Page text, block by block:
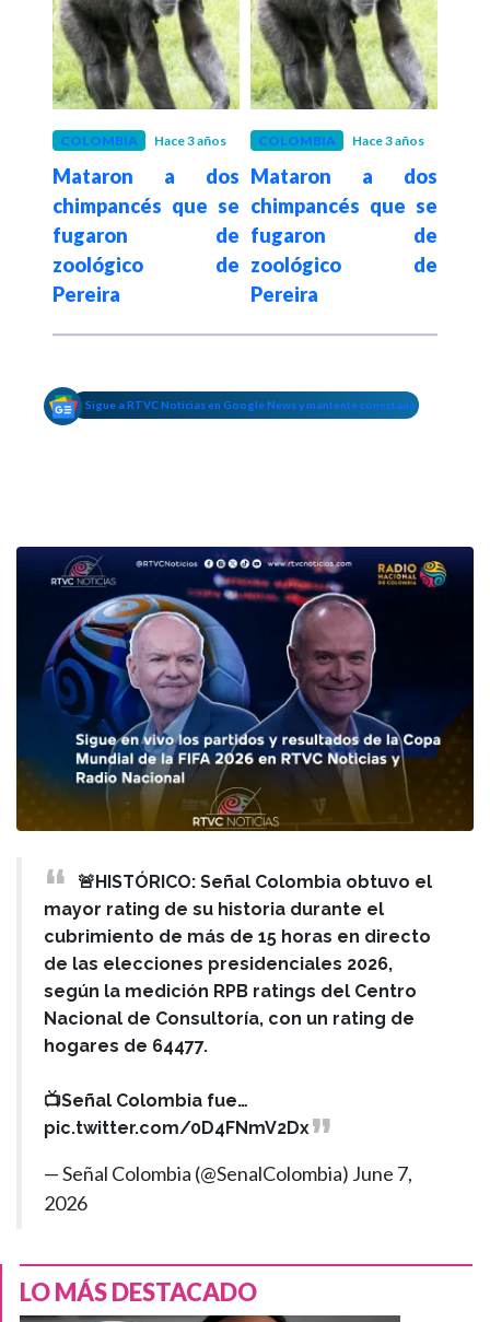
COLOMBIA Hace 3 años
Mataron a dos
chimpancés que se
fugaron de
zoológico de
Pereira
COLOMBIA Hace 3 años
Mataron a dos
chimpancés que se
fugaron de
zoológico de
Pereira
Sigue a RTVC Noticias en Google News y mantente conectado
🚨HISTÓRICO: Señal Colombia obtuvo el
mayor rating de su historia durante el
cubrimiento de más de 15 horas en directo
de las elecciones presidenciales 2026,
según la medición RPB ratings del Centro
Nacional de Consultoría, con un rating de
hogares de 64477.
📺Señal Colombia fue…
pic.twitter.com/0D4FNmV2Dx
— Señal Colombia (@SenalColombia) June 7,
2026
LO MÁS DESTACADO